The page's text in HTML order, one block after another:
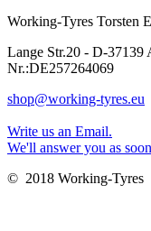
Working-Tyres Torsten
Lange Str.20 - D-37139
Nr.:DE257264069
shop@working-tyres.eu
Write us an Email.
We'll answer you as
© 2018 Working-Tyres